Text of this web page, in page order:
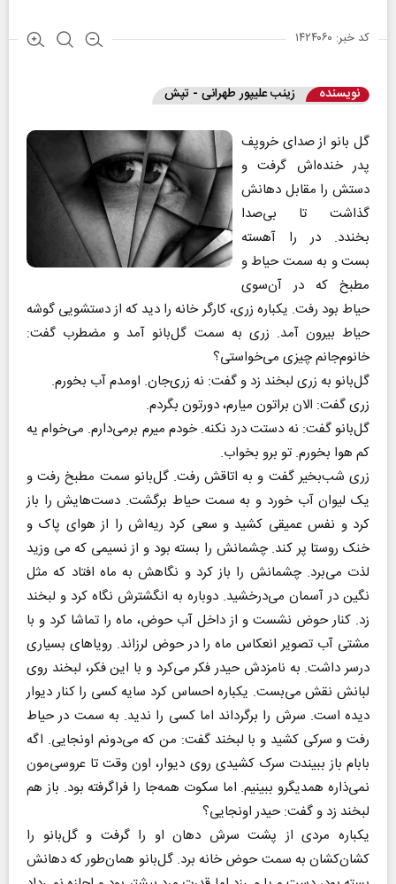
کد خبر: ۱۴۲۴۰۶۰
نویسنده زینب علیپور طهرانی - تپش
گل بانو از صدای خروپف
پدر خنده‌اش گرفت و
دستش را مقابل دهانش
گذاشت تا بی‌صدا
بخندد. در را آهسته
بست و به سمت حیاط و
مطبخ که در آن‌سوی
حیاط بود رفت. یکباره زری، کارگر خانه را دید که از دستشویی گوشه
حیاط بیرون آمد. زری به سمت گل‌بانو آمد و مضطرب گفت:
خانوم‌جانم چیزی می‌خواستی؟
گل‌بانو به زری لبخند زد و گفت: نه زری‌جان. اومدم آب بخورم.
زری گفت: الان براتون میارم، دورتون بگردم.
گل‌بانو گفت: نه دستت درد نکنه. خودم میرم برمی‌دارم. می‌خوام یه
کم هوا بخورم. تو برو بخواب.
زری شب‌بخیر گفت و به اتاقش رفت. گل‌بانو سمت مطبخ رفت و
یک لیوان آب خورد و به سمت حیاط برگشت. دست‌هایش را باز
کرد و نفس عمیقی کشید و سعی کرد ریه‌اش را از هوای پاک و
خنک روستا پر کند. چشمانش را بسته بود و از نسیمی که می وزید
لذت می‌برد. چشمانش را باز کرد و نگاهش به ماه افتاد که مثل
نگین در آسمان می‌درخشید. دوباره به انگشترش نگاه کرد و لبخند
زد. کنار حوض نشست و از داخل آب حوض، ماه را تماشا کرد‌ و با
مشتی آب تصویر انعکاس ماه را در حوض لرزاند. رویاهای بسیاری
درسر داشت. به نامزدش حیدر فکر می‌کرد و با این فکر، لبخند روی
لبانش نقش می‌بست. یکباره احساس کرد سایه کسی را کنار دیوار
دیده است. سرش را برگرداند اما کسی را ندید. به سمت در حیاط
رفت و سرکی کشید و با لبخند گفت: من که می‌دونم اونجایی. اگه
بابام باز ببیندت سرک کشیدی روی دیوار، اون وقت تا عروسی‌مون
نمی‌ذاره همدیگرو ببینیم. اما سکوت همه‌جا را فراگرفته بود. باز هم
لبخند زد و گفت: حیدر اونجایی؟
یکباره مردی از پشت سرش دهان او را گرفت و گل‌بانو را
کشان‌کشان به سمت حوض خانه برد. گل‌بانو همان‌طور که دهانش